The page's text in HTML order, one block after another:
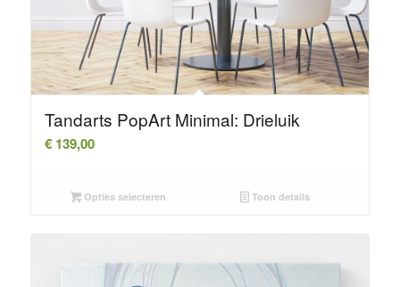
Tandarts PopArt Minimal: Drieluik
€139,00
Opties selecteren Toon details